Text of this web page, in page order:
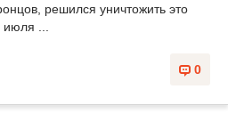
решился уничтожить это
июля ...
0